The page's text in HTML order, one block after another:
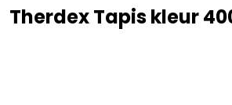
Therdex Tapis kleur